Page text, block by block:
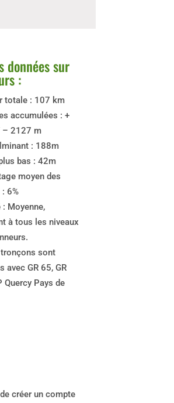
données sur
:
totale : 107 km
accumulées : +
2127 m
: 188m
bas : 42m
moyen des
6%
: Moyenne,
à tous les niveaux
sont
avec GR 65, GR
Quercy Pays de
créer un compte